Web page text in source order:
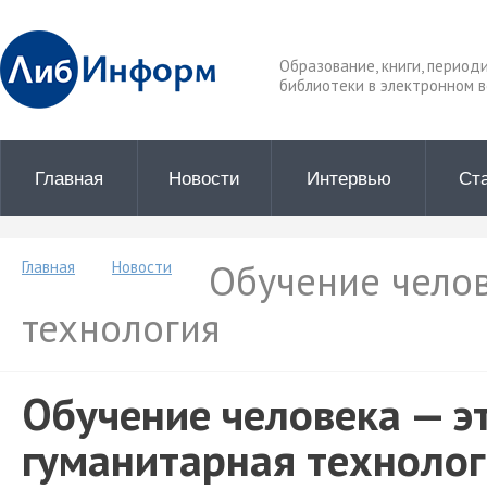
Образование, книги,
библиотеки в электронном
Главная Новости Интервью
Главная Новости
Обучение
технология
Обучение человека —
гуманитарная